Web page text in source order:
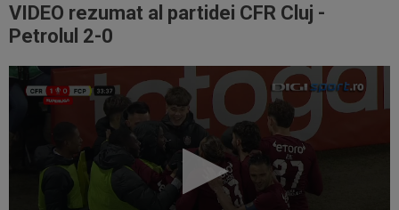
VIDEO rezumat al partidei CFR Cluj -
Petrolul 2-0